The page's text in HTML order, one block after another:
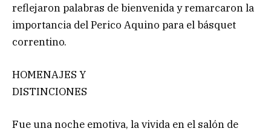
reflejaron palabras de bienvenida y remarcaron la
importancia del Perico Aquino para el básquet
correntino.
HOMENAJES Y
DISTINCIONES
Fue una noche emotiva, la vivida en el salón de